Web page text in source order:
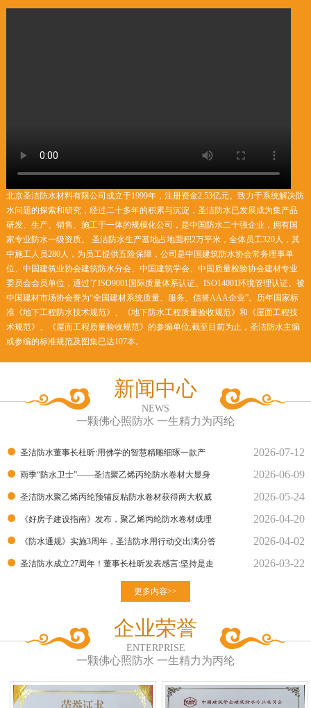
北京圣洁防水材料有限公司成立于1999年，注册资金2.53亿元。致力于系统解决防
水问题的探索和研究，经过二十多年的积累与沉淀，圣洁防水已发展成为集产品
研发、生产、销售、施工于一体的规模化公司，是中国防水二十强企业，拥有国
家专业防水一级资质。 圣洁防水生产基地占地面积2万平米，全体员工320人，其
中施工人员280人，为员工提供五险保障，公司是中国建筑防水协会常务理事单
位、中国建筑业协会建筑防水分会、中国建筑学会、中国质量检验协会建材专业
委员会会员单位，通过了ISO9001国际质量体系认证、ISO14001环境管理认证。被
中国建材市场协会誉为“全国建材系统质量、服务、信誉AAA企业”。历年国家标
准《地下工程防水技术规范》、《地下防水工程质量验收规范》和《屋面工程技
术规范》、《屋面工程质量验收规范》的参编单位,截至目前为止，圣洁防水主编
或参编的标准规范及图集已达107本。
新闻中心
NEWS
一颗佛心照防水 一生精力为丙纶
圣洁防水董事长杜昕:用佛学的智慧精雕细琢一款产
品！
2026-07-12
雨季“防水卫士”——圣洁聚乙烯丙纶防水卷材大显身
手！
2026-06-09
圣洁防水聚乙烯丙纶预铺反粘防水卷材获得两大权威
部门的检测报告
2026-05-24
《好房子建设指南》发布，聚乙烯丙纶防水卷材成理
想建材
2026-04-20
《防水通规》实施3周年，圣洁防水用行动交出满分答
卷
2026-04-02
圣洁防水成立27周年！董事长杜昕发表感言:坚持是走 2026-03-22
更多内容>>
企业荣誉
ENTERPRISE
一颗佛心照防水 一生精力为丙纶